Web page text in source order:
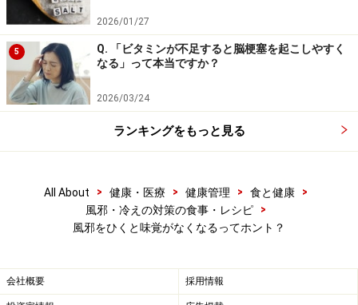
2026/01/27
5
Q. 「ビタミンが不足すると脳梗塞を起こしやすく
なる」って本当ですか？
2026/03/24
ランキングをもっと見る
All About > 健康・医療 > 健康管理 > 食と健康
>
風邪・冷えの対策の食事・レシピ
>
風邪をひくと味覚がなくなるってホント？
会社概要 採用情報